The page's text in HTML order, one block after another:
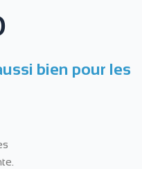
bien pour les